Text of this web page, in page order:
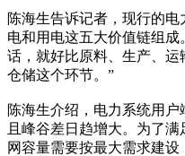
陈海生告诉记者，现行的
电和用电这五大价值链组
话，就好比原料、生产、
仓储这个环节。”
陈海生介绍，电力系统用户
且峰谷差日趋增大。为了
网容量需要按最大需求建